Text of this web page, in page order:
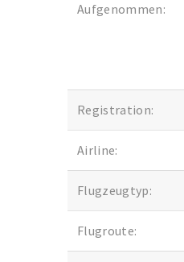
Aufgenommen:
Registration:
Airline:
Flugzeugtyp:
Flugroute: